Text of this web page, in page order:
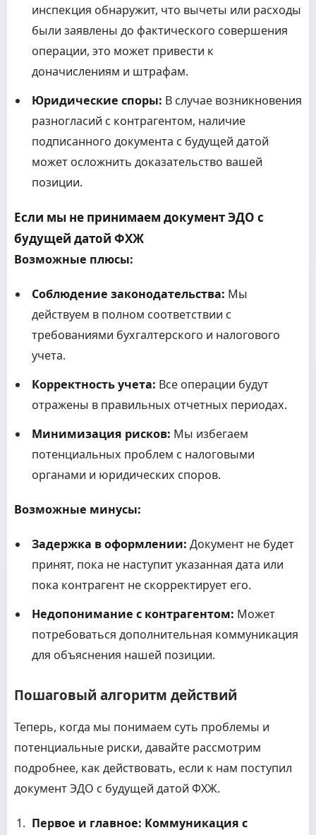
инспекция обнаружит, что вычеты или расходы
были заявлены до фактического совершения
операции, это может привести к
доначислениям и штрафам.
Юридические споры: В случае возникновения
разногласий с контрагентом, наличие
подписанного документа с будущей датой
может осложнить доказательство вашей
позиции.
Если мы не принимаем документ ЭДО с
будущей датой ФХЖ
Возможные плюсы:
Соблюдение законодательства: Мы
действуем в полном соответствии с
требованиями бухгалтерского и налогового
учета.
Корректность учета: Все операции будут
отражены в правильных отчетных периодах.
Минимизация рисков: Мы избегаем
потенциальных проблем с налоговыми
органами и юридических споров.
Возможные минусы:
Задержка в оформлении: Документ не будет
принят, пока не наступит указанная дата или
пока контрагент не скорректирует его.
Недопонимание с контрагентом: Может
потребоваться дополнительная коммуникация
для объяснения нашей позиции.
Пошаговый алгоритм действий
Теперь, когда мы понимаем суть проблемы и
потенциальные риски, давайте рассмотрим
подробнее, как действовать, если к нам поступил
документ ЭДО с будущей датой ФХЖ.
Первое и главное: Коммуникация с